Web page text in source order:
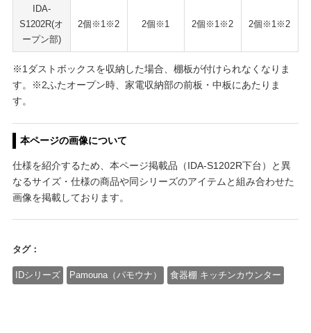
IDA-
S1202R(オ
ープン部)
2個※1※2 2個※1 2個※1※2 2個※1※2
※1ダストボックスを収納した場合、棚板が付けられなくなりま
す。※2ふたオープン時、家電収納部の前板・中板にあたりま
す。
本ページの画像について
仕様を紹介するため、本ページ掲載品（IDA-S1202R下台）と異
なるサイズ・仕様の商品や同シリーズのアイテムと組み合わせた
画像を掲載しております。
タグ：
IDシリーズ Pamouna（パモウナ） 食器棚 キッチンカウンター